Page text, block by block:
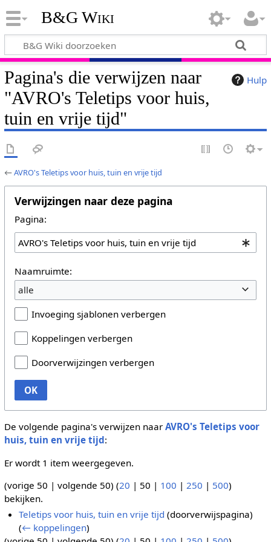
B&G Wiki
Hulp
Pagina's die verwijzen naar
"AVRO's Teletips voor huis,
tuin en vrije tijd"
←AVRO's Teletips voor huis, tuin en vrije tijd
Verwijzingen naar deze pagina
Pagina:
Naamruimte:
alle
Invoeging sjablonen verbergen
Koppelingen verbergen
Doorverwijzingen verbergen
OK
De volgende pagina's verwijzen naar AVRO's Teletips voor
huis, tuin en vrije tijd:
Er wordt 1 item weergegeven.
(vorige 50 | volgende 50) (20 | 50 | 100 | 250 | 500)
bekijken.
Teletips voor huis, tuin en vrije tijd (doorverwijspagina)
(← koppelingen)